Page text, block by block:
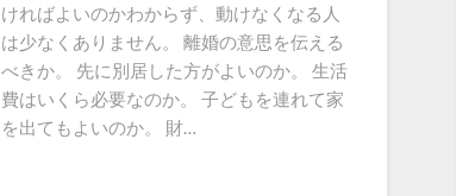
ければよいのかわからず、動けなくなる人
は少なくありません。 離婚の意思を伝える
べきか。 先に別居した方がよいのか。 生活
費はいくら必要なのか。 子どもを連れて家
を出てもよいのか。 財…